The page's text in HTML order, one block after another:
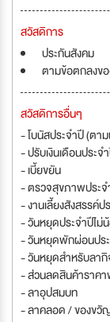
สวัสดิการ
ประกันสังคม
ตามข้อตกลงข
สวัสดิการอื่นๆ
- โบนัสประจำปี (ตา
- ปรับเงินเดือนประจ
- เบี้ยขยัน
- ตรวจสุขภาพประ
- งานเลี้ยงสังสรรค์ป
- วันหยุดประจำปีไม่
- วันหยุดพักผ่อนปร
- วันหยุดสำหรับลากิ
- ส่วนลดสินค้าราคา
- ลาอุปสมบท
- ลาคลอด / ของข